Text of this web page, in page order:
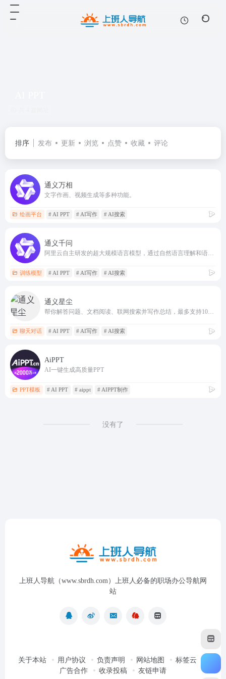
排序 发布 更新 浏览 点赞 收藏 评论
通义万相
文字作画、视频生成等多种功能。
绘画平台 # AI PPT # AI写作 # AI搜索
通义千问
阿里云自主研发的超大规模语言模型，通过自然语言理解和语义分析为用户提供服务
训练模型 # AI PPT # AI写作 # AI搜索
通义星尘
帮你解答问题、文档阅读、联网搜索并写作总结，最多支持1000万字的文档速读。通义tongyi.ai_你的全能AI助手
聊天对话 # AI PPT # AI写作 # AI搜索
AiPPT
AI一键生成高质量PPT
PPT模板 # AI PPT # aippt # AIPPT制作
没有了
上班人导航（www.sbrdh.com）上班人必备的职场办公导航网
站
关于本站 用户协议 负责声明 网站地图
标签云
广告合作
收录投稿 友链申请